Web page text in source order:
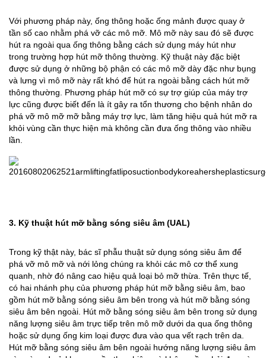
Với phương pháp này, ống thông hoặc ống mảnh được quay ở
tần số cao nhằm phá vỡ các mô mỡ. Mô mỡ này sau đó sẽ được
hút ra ngoài qua ống thông bằng cách sử dụng máy hút như
trong trường hợp hút mỡ thông thường. Kỹ thuật này đặc biệt
được sử dụng ở những bộ phận có các mô mỡ dày đặc như bụng
và lưng vì mô mỡ này rất khó để hút ra ngoài bằng cách hút mỡ
thông thường. Phương pháp hút mỡ có sự trợ giúp của máy trợ
lực cũng được biết đến là ít gây ra tổn thương cho bệnh nhân do
phá vỡ mô mỡ mỡ bằng máy trợ lực, làm tăng hiệu quả hút mỡ ra
khỏi vùng cần thực hiện mà không cần đưa ống thông vào nhiều
lần.
3. Kỹ thuật hút mỡ bằng sóng siêu âm (UAL)
Trong kỹ thật này, bác sĩ phẫu thuật sử dụng sóng siêu âm để
phá vỡ mô mỡ và nới lỏng chúng ra khỏi các mô cơ thể xung
quanh, nhờ đó nâng cao hiệu quả loại bỏ mỡ thừa. Trên thực tế,
có hai nhánh phụ của phương pháp hút mỡ bằng siêu âm, bao
gồm hút mỡ bằng sóng siêu âm bên trong và hút mỡ bằng sóng
siêu âm bên ngoài. Hút mỡ bằng sóng siêu âm bên trong sử dụng
năng lượng siêu âm trực tiếp trên mô mỡ dưới da qua ống thông
hoặc sử dụng ống kim loại được đưa vào qua vết rạch trên da.
Hút mỡ bằng sóng siêu âm bên ngoài hướng năng lượng siêu âm